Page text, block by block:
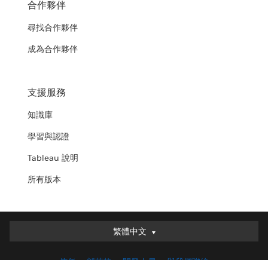
合作夥伴
尋找合作夥伴
成為合作夥伴
支援服務
知識庫
學習與認證
Tableau 說明
所有版本
繁體中文
繁體中文